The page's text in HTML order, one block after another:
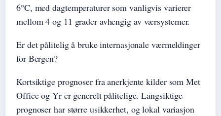
6°C, med dagtemperaturer som vanligvis varierer
mellom 4 og 11 grader avhengig av værsystemer.
Er det pålitelig å bruke internasjonale værmeldinger
for Bergen?
Kortsiktige prognoser fra anerkjente kilder som Met
Office og Yr er generelt pålitelige. Langsiktige
prognoser har større usikkerhet, og lokal variasjon